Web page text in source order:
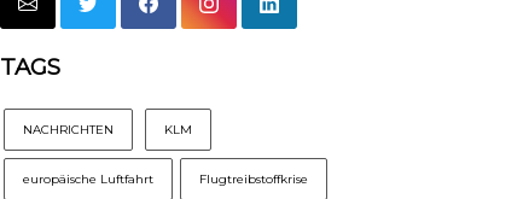
TAGS
NACHRICHTEN KLM
europäische Luftfahrt Flugtreibstoffkrise